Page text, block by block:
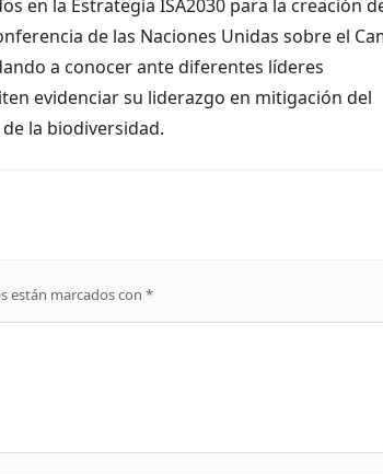
en la Estrategia ISA2030 para la creación
de las Naciones Unidas sobre el
a conocer ante diferentes líderes
evidenciar su liderazgo en mitigación del
la biodiversidad.
están marcados con *